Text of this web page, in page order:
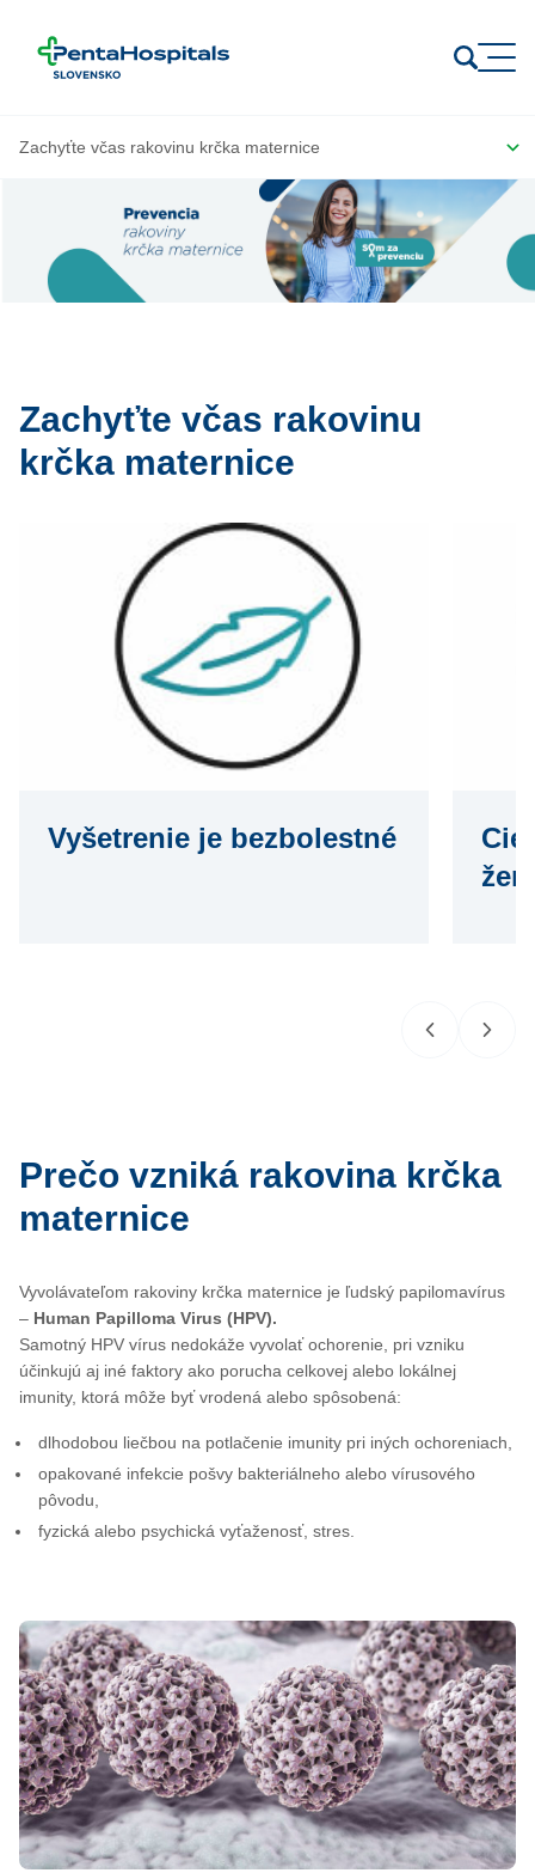
Zachyťte včas rakovinu
krčka maternice
Vyšetrenie je bezbolestné
Prečo vzniká rakovina krčka
maternice
Vyvolávateľom rakoviny krčka maternice je ľudský papilomavírus
– Human Papilloma Virus (HPV).
Samotný HPV vírus nedokáže vyvolať ochorenie, pri vzniku
účinkujú aj iné faktory ako porucha celkovej alebo lokálnej
imunity, ktorá môže byť vrodená alebo spôsobená:
dlhodobou liečbou na potlačenie imunity pri iných ochoreniach,
opakované infekcie pošvy bakteriálneho alebo vírusového
pôvodu,
fyzická alebo psychická vyťaženosť, stres.